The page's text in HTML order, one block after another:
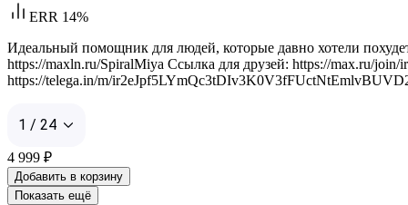
ERR 14%
Идеальный помощник для людей, которые давно хотели
https://maxln.ru/SpiralMiya Ссылка для друзей: https://max.ru/
https://telega.in/m/
1 / 24
4 999 ₽
Добавить в корзину
Показать ещё